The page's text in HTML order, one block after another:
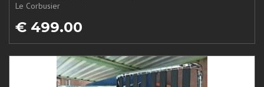
Le Corbusier
€ 499.00